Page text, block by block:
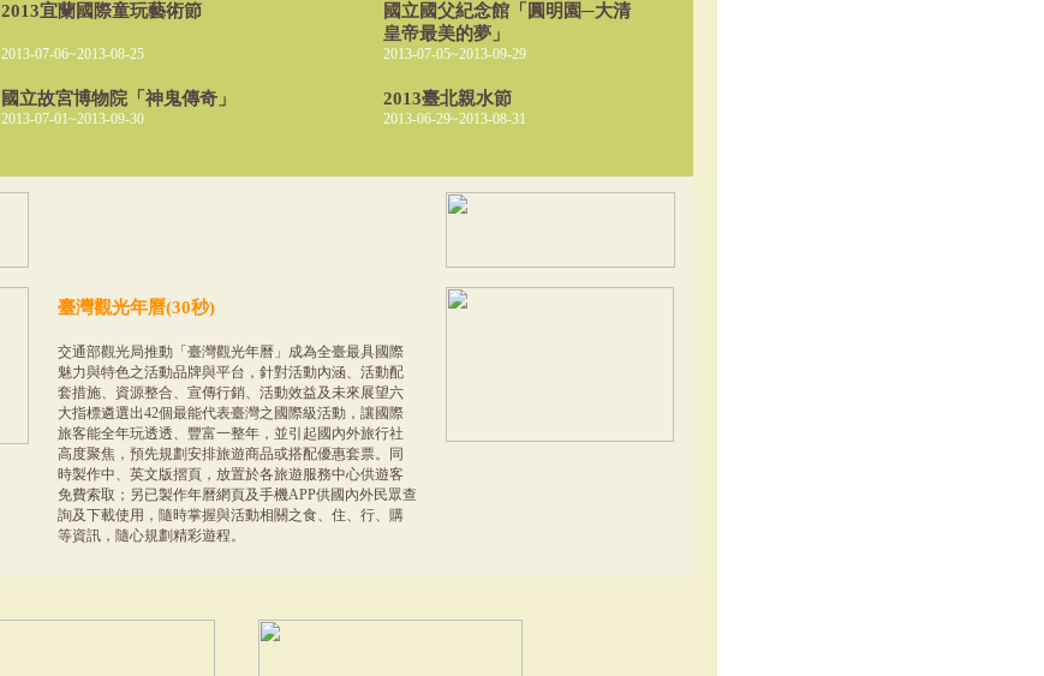
2013宜蘭國際童玩藝術節
國立國父紀念館「圓明園─大清
皇帝最美的夢」
2013-07-06~2013-08-25 2013-07-05~2013-09-29
國立故宮博物院「神鬼傳奇」 2013臺北親水節
2013-07-01~2013-09-30 2013-06-29~2013-08-31
臺灣觀光年曆(30秒)
交通部觀光局推動「臺灣觀光年曆」成為全臺最具國際
魅力與特色之活動品牌與平台，針對活動內涵、活動配
套措施、資源整合、宣傳行銷、活動效益及未來展望六
大指標遴選出42個最能代表臺灣之國際級活動，讓國際
旅客能全年玩透透、豐富一整年，並引起國內外旅行社
高度聚焦，預先規劃安排旅遊商品或搭配優惠套票。同
時製作中、英文版摺頁，放置於各旅遊服務中心供遊客
免費索取；另已製作年曆網頁及手機APP供國內外民眾查
詢及下載使用，隨時掌握與活動相關之食、住、行、購
等資訊，隨心規劃精彩遊程。